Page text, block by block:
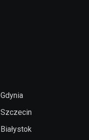
Gdynia
Szczecin
Białystok